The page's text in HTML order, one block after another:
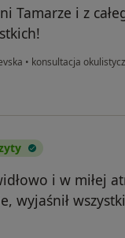
Tamarze i z
• konsultacja
i w miłej
wyjaśnił